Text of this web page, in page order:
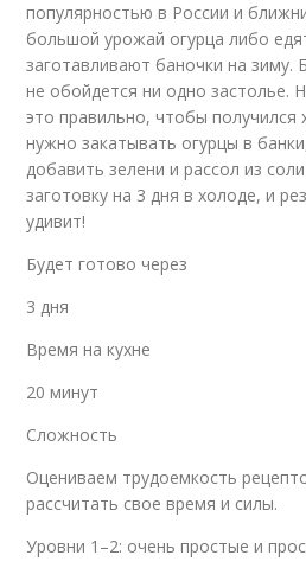
популярностью в России и
большой урожай огурца либо
заготавливают баночки на зиму.
не обойдется ни одно застолье.
это правильно, чтобы получился
нужно закатывать огурцы в
добавить зелени и рассол из
заготовку на 3 дня в холоде, и
удивит!
Будет готово через
3 дня
Время на кухне
20 минут
Сложность
Оцениваем трудоемкость
рассчитать свое время и силы.
Уровни 1–2: очень простые и